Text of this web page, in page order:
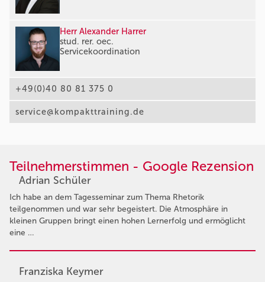
Herr Alexander Harrer
stud. rer. oec.
Servicekoordination
+49(0)40 80 81 375 0
service@kompakttraining.de
Teilnehmerstimmen - Google Rezension
Adrian Schüler
Ich habe an dem Tagesseminar zum Thema Rhetorik
teilgenommen und war sehr begeistert. Die Atmosphäre in
kleinen Gruppen bringt einen hohen Lernerfolg und ermöglicht
eine …
Franziska Keymer